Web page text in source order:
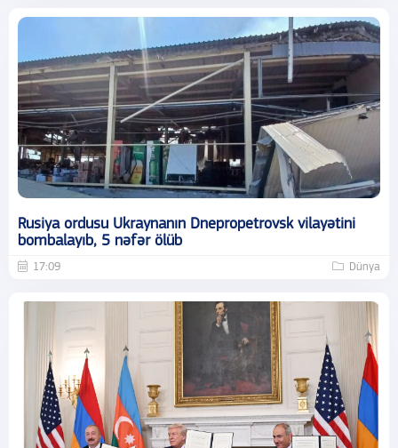
Rusiya ordusu Ukraynanın Dnepropetrovsk vilayətini
bombalayıb, 5 nəfər ölüb
17:09 Dünya